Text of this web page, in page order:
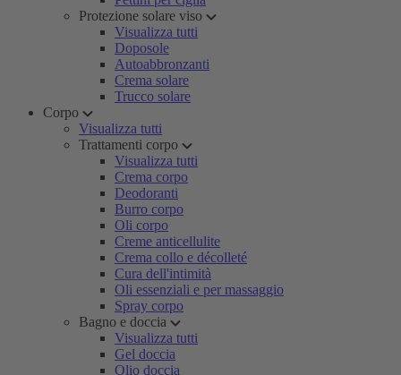
Protezione solare viso
Visualizza tutti
Doposole
Autoabbronzanti
Crema solare
Trucco solare
Corpo
Visualizza tutti
Trattamenti corpo
Visualizza tutti
Crema corpo
Deodoranti
Burro corpo
Oli corpo
Creme anticellulite
Crema collo e décolleté
Cura dell'intimità
Oli essenziali e per massaggio
Spray corpo
Bagno e doccia
Visualizza tutti
Gel doccia
Olio doccia